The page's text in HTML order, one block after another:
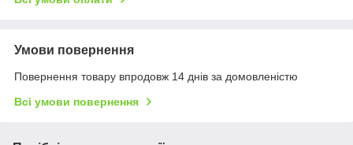
Умови повернення
Повернення товару впродовж 14 днів за домовленістю
Всі умови повернення